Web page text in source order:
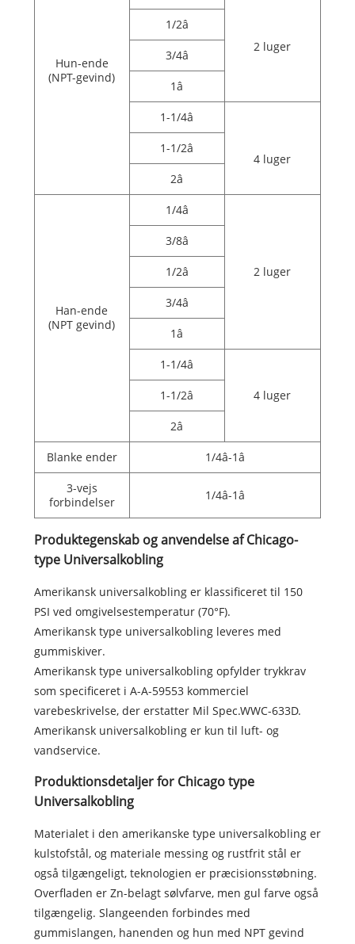
Hun-ende
(NPT-gevind)
2 luger
1/2â
3/4â
1â
1-1/4â
4 luger
1-1/2â
2â
Han-ende
(NPT gevind)
1/4â
2 luger
3/8â
1/2â
3/4â
1â
1-1/4â
4 luger
1-1/2â
2â
Blanke ender 1/4â-1â
3-vejs
forbindelser
1/4â-1â
Produktegenskab og anvendelse af Chicago-
type Universalkobling
Amerikansk universalkobling er klassificeret til 150
PSI ved omgivelsestemperatur (70°F).
Amerikansk type universalkobling leveres med
gummiskiver.
Amerikansk type universalkobling opfylder trykkrav
som specificeret i A-A-59553 kommerciel
varebeskrivelse, der erstatter Mil Spec.WWC-633D.
Amerikansk universalkobling er kun til luft- og
vandservice.
Produktionsdetaljer for Chicago type
Universalkobling
Materialet i den amerikanske type universalkobling er
kulstofstål, og materiale messing og rustfrit stål er
også tilgængeligt, teknologien er præcisionsstøbning.
Overfladen er Zn-belagt sølvfarve, men gul farve også
tilgængelig. Slangeenden forbindes med
gummislangen, hanenden og hun med NPT gevind